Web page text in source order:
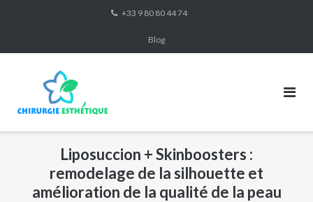
+33 9 80 80 44 74
Blog
Liposuccion + Skinboosters :
remodelage de la silhouette et
amélioration de la qualité de la peau